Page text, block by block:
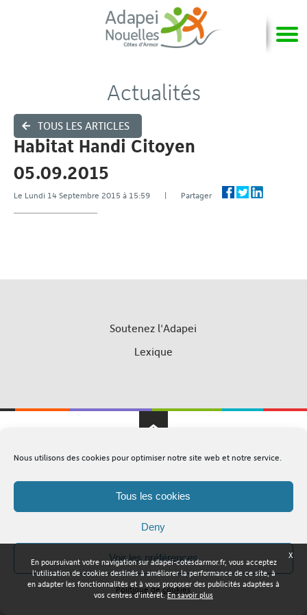
Nous utilisons des cookies pour optimiser notre site web et notre service.
Tous les cookies
Deny
Voir les préférences
Politique de cookies
TOUS LES ARTICLES
Actualités
Habitat Handi Citoyen
05.09.2015
Le Lundi 14 Septembre 2015 à 15:59 | Partager
Soutenez l'Adapei
Lexique
Adapei Nouelles Côtes d'Armor © Tous droits réservés
Mentions légales Plan du site
X
En poursuivant votre navigation sur adapei-cotesdarmor.fr, vous acceptez
l'utilisation de cookies destinés à améliorer la performance de ce site, à
en adapter les fonctionnalités et à vous proposer des publicités adaptées à
vos centres d'intérêt.En savoir plus